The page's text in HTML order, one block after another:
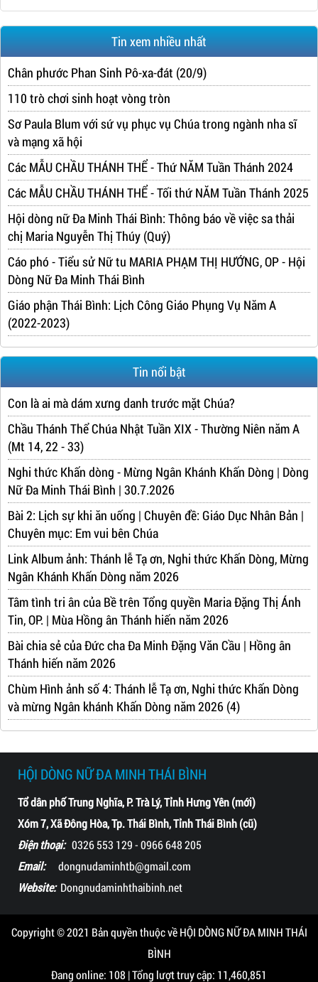
Tin xem nhiều nhất
Chân phước Phan Sinh Pô-xa-đát (20/9)
110 trò chơi sinh hoạt vòng tròn
Sơ Paula Blum với sứ vụ phục vụ Chúa trong ngành nha sĩ
và mạng xã hội
Các MẪU CHẦU THÁNH THỂ - Thứ NĂM Tuần Thánh 2024
Các MẪU CHẦU THÁNH THỂ - Tối thứ NĂM Tuần Thánh 2025
Hội dòng nữ Đa Minh Thái Bình: Thông báo về việc sa thải
chị Maria Nguyễn Thị Thúy (Quý)
Cáo phó - Tiểu sử Nữ tu MARIA PHẠM THỊ HƯỚNG, OP - Hội
Dòng Nữ Đa Minh Thái Bình
Giáo phận Thái Bình: Lịch Công Giáo Phụng Vụ Năm A
(2022-2023)
Tin nổi bật
Con là ai mà dám xưng danh trước mặt Chúa?
Chầu Thánh Thể Chúa Nhật Tuần XIX - Thường Niên năm A
(Mt 14, 22 - 33)
Nghi thức Khấn dòng - Mừng Ngân Khánh Khấn Dòng | Dòng
Nữ Đa Minh Thái Bình | 30.7.2026
Bài 2: Lịch sự khi ăn uống | Chuyên đề: Giáo Dục Nhân Bản |
Chuyên mục: Em vui bên Chúa
Link Album ảnh: Thánh lễ Tạ ơn, Nghi thức Khấn Dòng, Mừng
Ngân Khánh Khấn Dòng năm 2026
Tâm tình tri ân của Bề trên Tổng quyền Maria Đặng Thị Ánh
Tin, OP. | Mùa Hồng ân Thánh hiến năm 2026
Bài chia sẻ của Đức cha Đa Minh Đặng Văn Cầu | Hồng ân
Thánh hiến năm 2026
Chùm Hình ảnh số 4: Thánh lễ Tạ ơn, Nghi thức Khấn Dòng
và mừng Ngân khánh Khấn Dòng năm 2026 (4)
HỘI DÒNG NỮ ĐA MINH THÁI BÌNH
Tổ dân phố Trung Nghĩa, P. Trà Lý, Tỉnh Hưng Yên (mới)
Xóm 7, Xã Đông Hòa, Tp. Thái Bình, Tỉnh Thái Bình (cũ)
Điện thoại:0326 553 129 - 0966 648 205
Email:dongnudaminhtb@gmail.com
Website:Dongnudaminhthaibinh.net
Copyright © 2021 Bản quyền thuộc về HỘI DÒNG NỮ ĐA MINH THÁI
BÌNH
Đang online: 108 | Tổng lượt truy cập: 11,460,851